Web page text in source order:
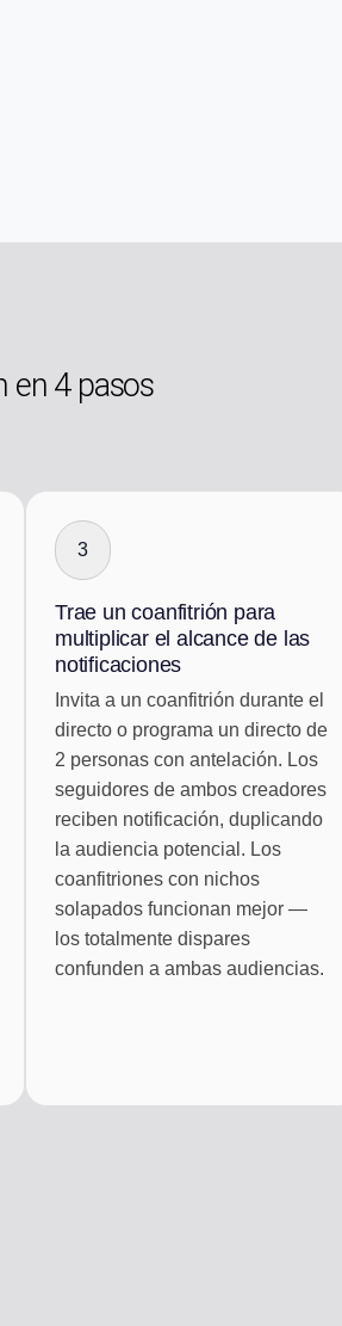
en 4 pasos
3
Trae un coanfitrión para
multiplicar el alcance de las
notificaciones
Invita a un coanfitrión durante el
directo o programa un directo de
2 personas con antelación. Los
seguidores de ambos creadores
reciben notificación, duplicando
la audiencia potencial. Los
coanfitriones con nichos
solapados funcionan mejor —
los totalmente dispares
confunden a ambas audiencias.